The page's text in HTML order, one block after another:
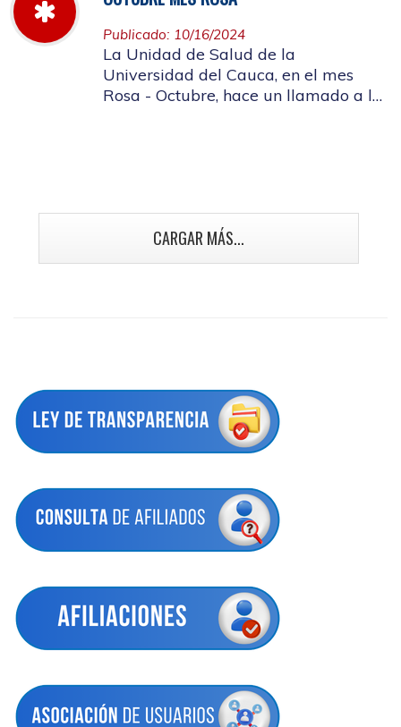
Publicado: 10/16/2024
La Unidad de Salud de la
Universidad del Cauca, en el mes
Rosa - Octubre, hace un llamado a la
CARGAR MÁS...